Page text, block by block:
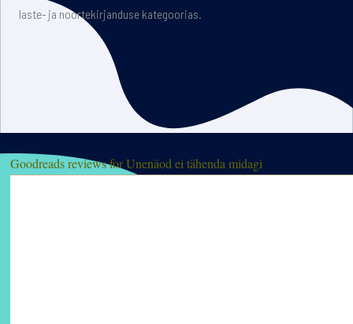
laste- ja noortekirjanduse kategoorias.
Goodreads reviews for Unenäod ei tähenda midagi